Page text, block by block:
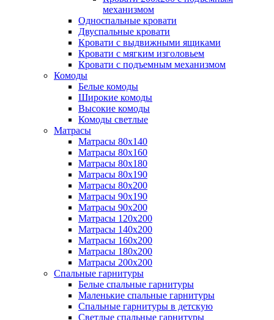
механизмом
Односпальные кровати
Двуспальные кровати
Кровати с выдвижными ящиками
Кровати с мягким изголовьем
Кровати с подъемным механизмом
Комоды
Белые комоды
Широкие комоды
Высокие комоды
Комоды светлые
Матрасы
Матрасы 80х140
Матрасы 80х160
Матрасы 80х180
Матрасы 80х190
Матрасы 80х200
Матрасы 90х190
Матрасы 90х200
Матрасы 120х200
Матрасы 140х200
Матрасы 160х200
Матрасы 180х200
Матрасы 200х200
Спальные гарнитуры
Белые спальные гарнитуры
Маленькие спальные гарнитуры
Спальные гарнитуры в детскую
Светлые спальные гарнитуры